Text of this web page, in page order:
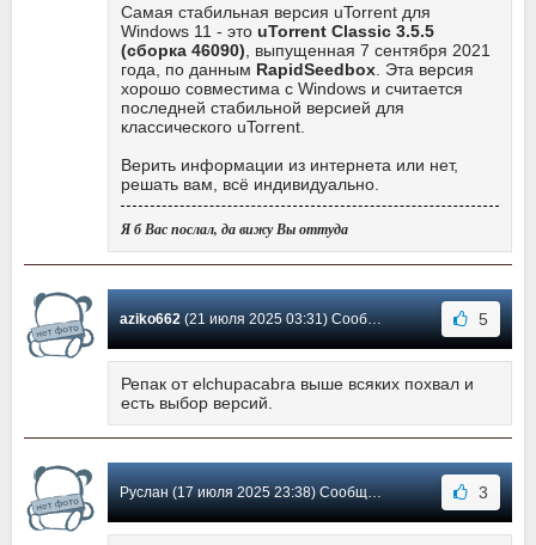
Самая стабильная версия uTorrent для
Windows 11 - это uTorrent Classic 3.5.5
(сборка 46090) , выпущенная 7 сентября 2021
года, по данным RapidSeedbox . Эта версия
хорошо совместима с Windows и считается
последней стабильной версией для
классического uTorrent.
Верить информации из интернета или нет,
решать вам, всё индивидуально.
Я б Вас послал, да вижу Вы оттуда
aziko662(21 июля 2025 03:31) Сообщение #6197 5
Репак от elchupacabra выше всяких похвал и
есть выбор версий.
Руслан (17 июля 2025 23:38) Сообщение #6196 3